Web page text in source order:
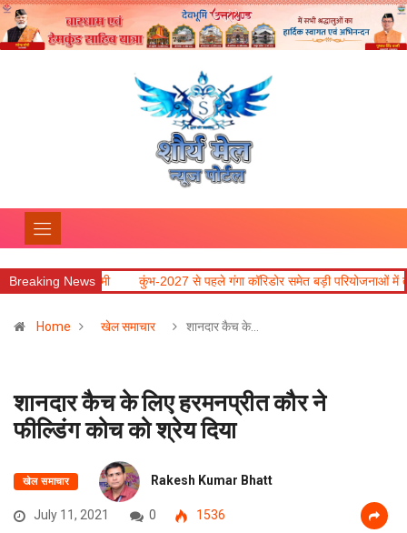
Breaking News
कुंभ-2027 से पहले गंगा कॉरिडोर समेत बड़ी परियोजनाओं में तेजी लाने के निर्देश
Home खेल समाचार शानदार कैच के…
शानदार कैच के लिए हरमनप्रीत कौर ने
फील्डिंग कोच को श्रेय दिया
खेल समाचार Rakesh Kumar Bhatt
July 11, 2021 0 1536